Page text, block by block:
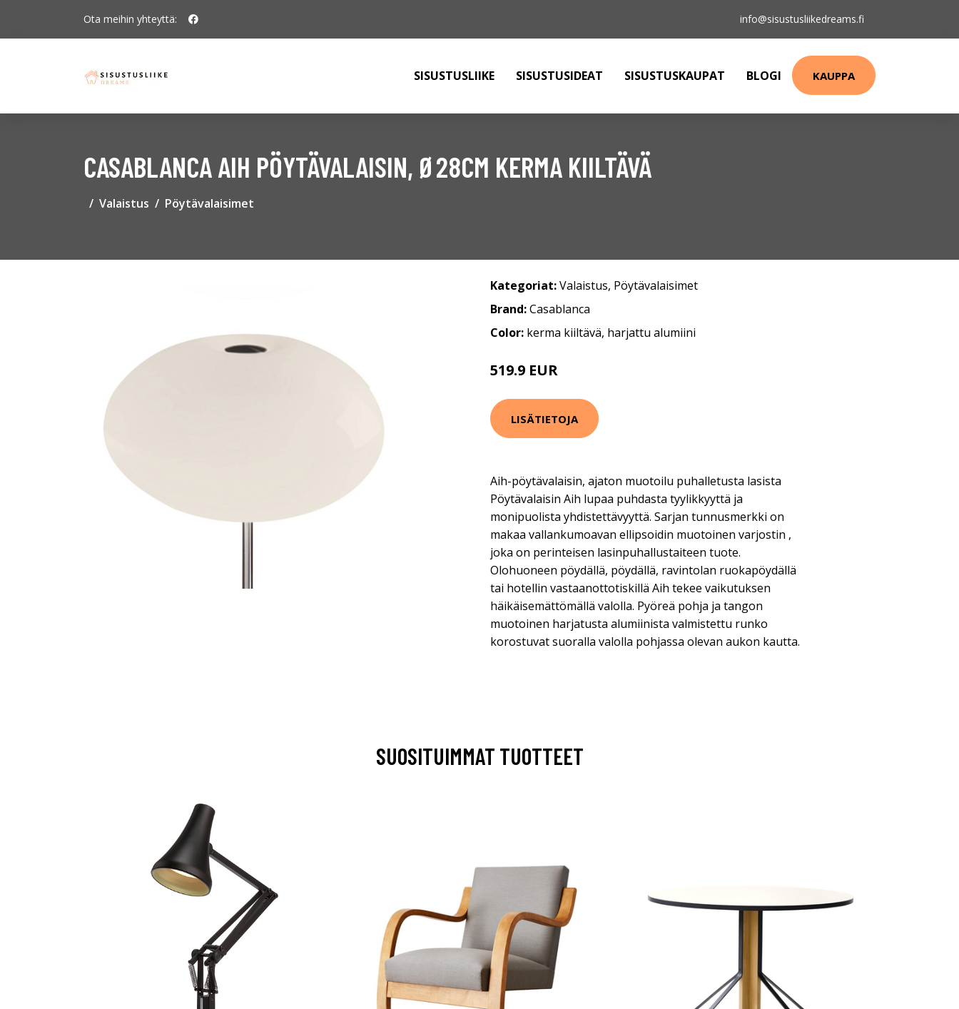
Ota meihin yhteyttä: info@sisustusliikedreams.fi
SISUSTUSLIIKE SISUSTUSIDEAT SISUSTUSKAUPAT BLOGI KAUPPA
CASABLANCA AIH PÖYTÄVALAISIN, Ø28CM KERMA KIILTÄVÄ
Valaistus Pöytävalaisimet
Kategoriat:Valaistus, Pöytävalaisimet
Brand:Casablanca
Color: kerma kiiltävä, harjattu alumiini
519.9 EUR
LISÄTIETOJA
Aih-pöytävalaisin, ajaton muotoilu puhalletusta lasista
Pöytävalaisin Aih lupaa puhdasta tyylikkyyttä ja
monipuolista yhdistettävyyttä. Sarjan tunnusmerkki on
makaa vallankumoavan ellipsoidin muotoinen varjostin ,
joka on perinteisen lasinpuhallustaiteen tuote.
Olohuoneen pöydällä, pöydällä, ravintolan ruokapöydällä
tai hotellin vastaanottotiskillä Aih tekee vaikutuksen
häikäisemättömällä valolla. Pyöreä pohja ja tangon
muotoinen harjatusta alumiinista valmistettu runko
korostuvat suoralla valolla pohjassa olevan aukon kautta.
SUOSITUIMMAT TUOTTEET